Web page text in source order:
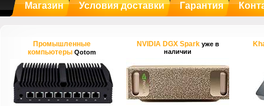
Магазин Условия доставки Гарантия
Промышленные
компьютерыQotom
NVIDIA DGX Spark уже в
наличии